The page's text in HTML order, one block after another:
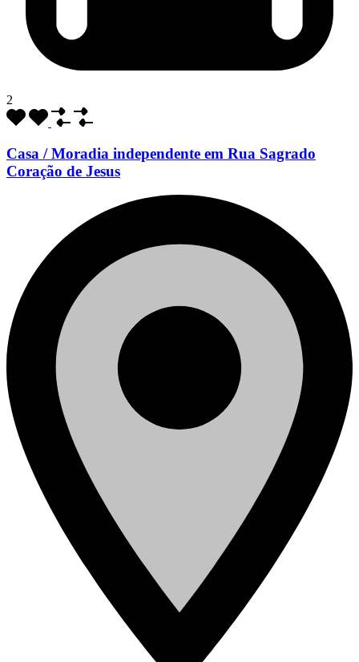
2
Casa / Moradia independente em Rua Sagrado
Coração de Jesus